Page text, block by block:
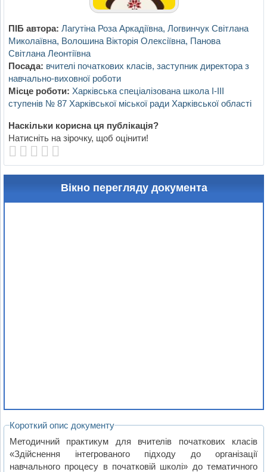
ПІБ автора: Лагутіна Роза Аркадіївна, Логвинчук Світлана
Миколаївна, Волошина Вікторія Олексіївна, Панова
Світлана Леонтіївна
Посада: вчителі початкових класів, заступник директора з
навчально-виховної роботи
Місце роботи: Харківська спеціалізована школа І-ІІІ
ступенів № 87 Харківської міської ради Харківської області
Наскільки корисна ця публікація?
Натисніть на зірочку, щоб оцінити!
Вікно перегляду документа
Короткий опис документу
Методичний практикум для вчителів початкових класів
«Здійснення інтегрованого підходу до організації
навчального процесу в початковій школі» до тематичного